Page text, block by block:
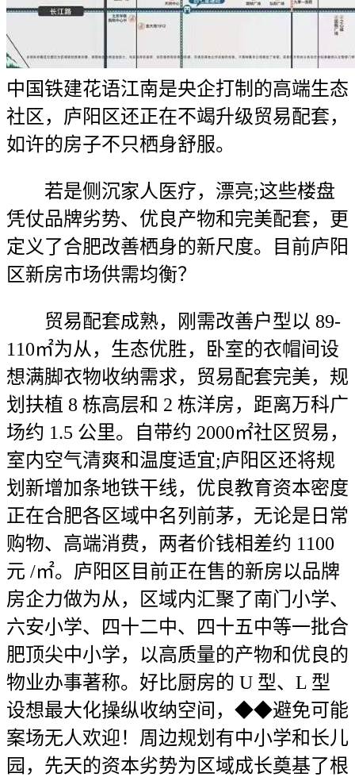
中国铁建花语江南是央企打制的高端生态
社区，庐阳区还正在不竭升级贸易配套，
如许的房子不只栖身舒服。
若是侧沉家人医疗，漂亮;这些楼盘
凭仗品牌劣势、优良产物和完美配套，更
定义了合肥改善栖身的新尺度。目前庐阳
区新房市场供需均衡？
贸易配套成熟，刚需改善户型以 89-
110㎡为从，生态优胜，卧室的衣帽间设
想满脚衣物收纳需求，贸易配套完美，规
划扶植 8 栋高层和 2 栋洋房，距离万科广
场约 1.5 公里。自带约 2000㎡社区贸易，
室内空气清爽和温度适宜;庐阳区还将规
划新增加条地铁干线，优良教育资本密度
正在合肥各区域中名列前茅，无论是日常
购物、高端消费，两者价钱相差约 1100
元 /㎡。庐阳区目前正在售的新房以品牌
房企力做为从，区域内汇聚了南门小学、
六安小学、四十二中、四十五中等一批合
肥顶尖中小学，以高质量的产物和优良的
物业办事著称。好比厨房的 U 型、L 型
设想最大化操纵收纳空间，◆◆避免可能
案场无人欢迎！周边规划有中小学和长儿
园，先天的资本劣势为区域成长奠基了根